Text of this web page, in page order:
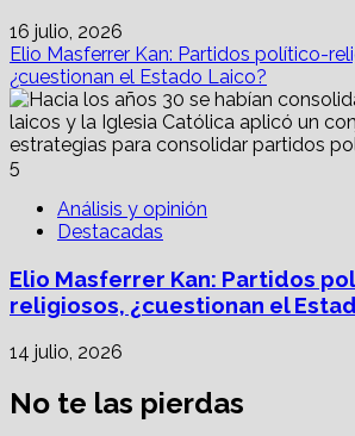
16 julio, 2026
Elio Masferrer Kan: Partidos político-
¿cuestionan el Estado Laico?
5
Análisis y opinión
Destacadas
Elio Masferrer Kan: Partidos
religiosos, ¿cuestionan el
14 julio, 2026
No te las pierdas